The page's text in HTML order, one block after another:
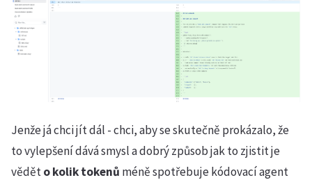
Jenže já chci jít dál - chci, aby se skutečně prokázalo, že
to vylepšení dává smysl a dobrý způsob jak to zjistit je
věděto kolik tokenů méně spotřebuje kódovací agent